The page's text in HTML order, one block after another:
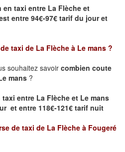
en taxi entre La Flèche et
entre 94€-97€ tarif du jour et
taxi de La Flèche à Le mans ?
souhaitez savoir combien coute
mans ?
entre La Flèche et Le mans
et entre 118€-121€ tarif nuit
de taxi de La Flèche à Fougeré